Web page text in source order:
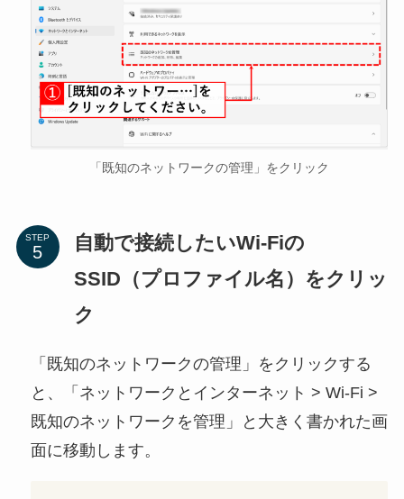
「既知のネットワークの管理」をクリック
STEP
自動で接続したいWi-Fiの
SSID（プロファイル名）をクリッ
ク
「既知のネットワークの管理」をクリックする
と、「ネットワークとインターネット > Wi-Fi >
既知のネットワークを管理」と大きく書かれた画
面に移動します。